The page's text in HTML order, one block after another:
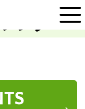
ンダー